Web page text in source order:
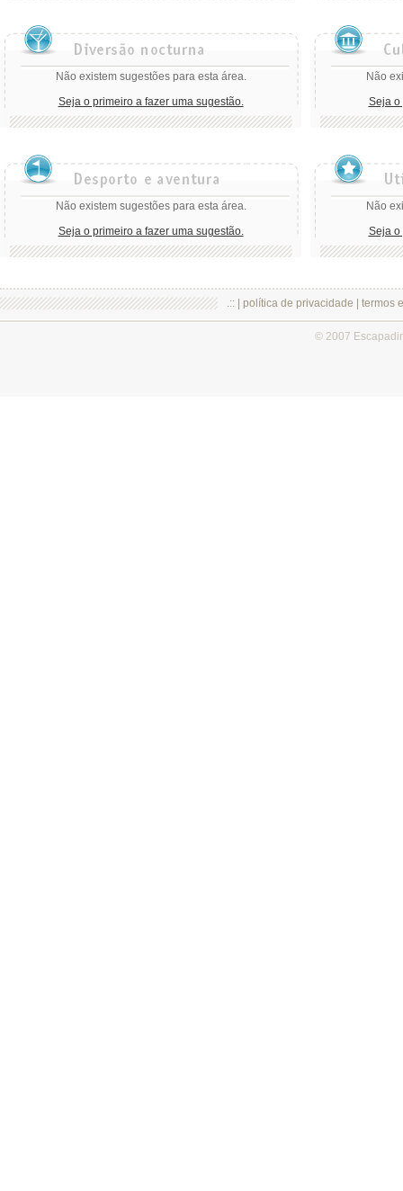
Não existem sugestões para esta área.
Seja o primeiro a fazer uma sugestão.
Não
Seja o
Não existem sugestões para esta área.
Seja o primeiro a fazer uma sugestão.
Não
Seja o
.:: | política de privacidade termos
© 2007